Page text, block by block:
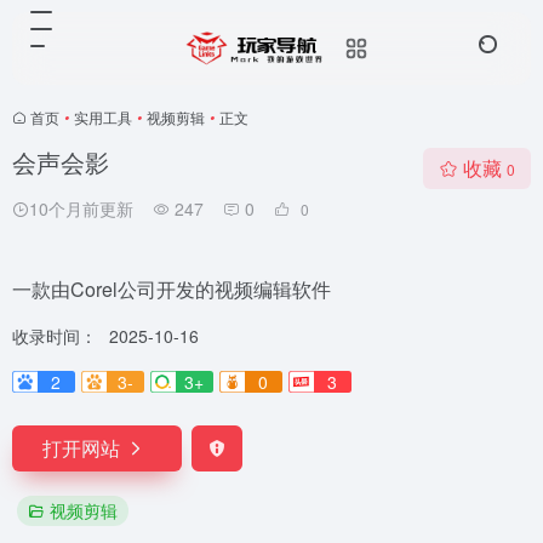
首页 • 实用工具 • 视频剪辑 • 正文
会声会影
10个月前更新 247 0 0
收藏 0
一款由Corel公司开发的视频编辑软件
收录时间：
2025-10-16
2
3- 3+ 0 3
打开网站
视频剪辑